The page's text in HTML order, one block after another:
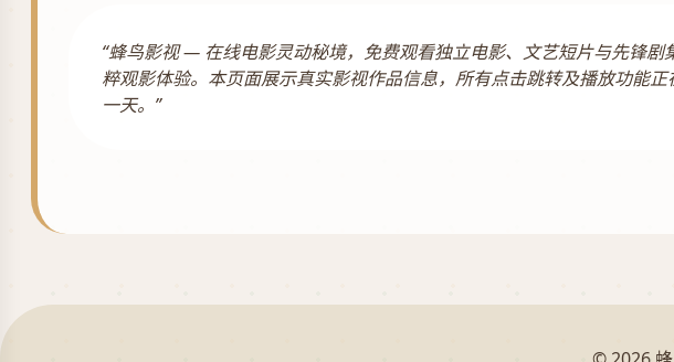
“蜂鸟影视 — 在线电影灵动秘境，免费观看独立电影、文艺短片与先锋
粹观影体验。本页面展示真实影视作品信息，所有点击跳转及播放功能
一天。”